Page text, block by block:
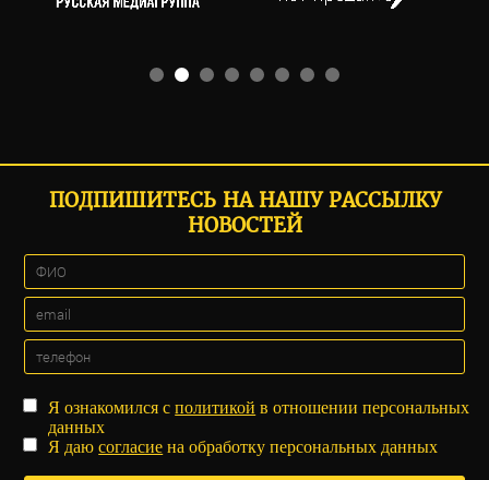
ПОДПИШИТЕСЬ НА НАШУ РАССЫЛКУ
НОВОСТЕЙ
Я ознакомился сполитикой в отношении персональных
данных
Я даюсогласие на обработку персональных данных